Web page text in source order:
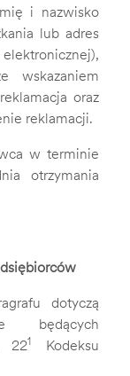
i nazwisko
lub adres
wskazaniem
oraz
reklamacji.
w terminie
otrzymania
dotyczą
będących
221
Kodeksu